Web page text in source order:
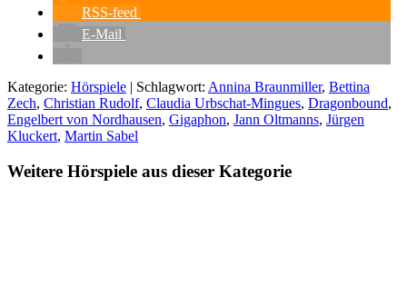
RSS-feed
E-Mail
Kategorie: Hörspiele | Schlagwort: Annina Braunmiller, Bettina
Zech, Christian Rudolf, Claudia Urbschat-Mingues, Dragonbound,
Engelbert von Nordhausen, Gigaphon, Jann Oltmanns, Jürgen
Kluckert, Martin Sabel
Weitere Hörspiele aus dieser Kategorie